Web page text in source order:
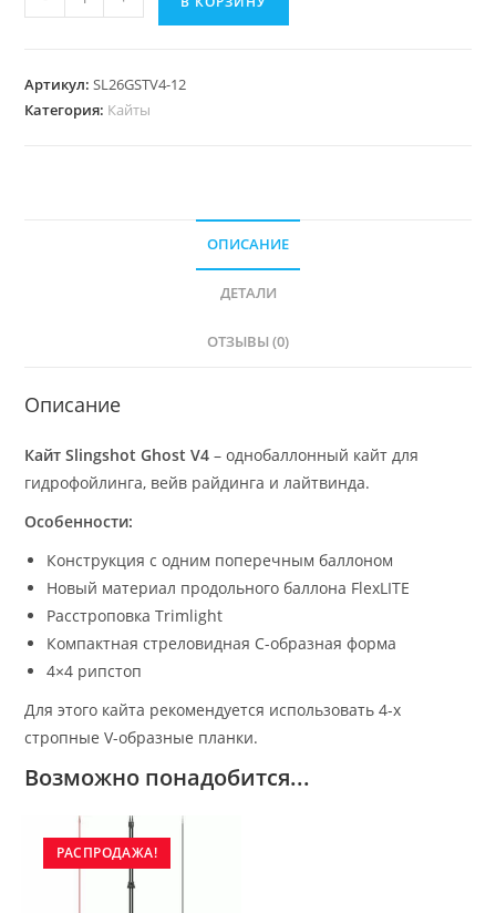
товара
Ghost
Артикул:SL26GSTV4-12
Категория: Кайты
ОПИСАНИЕ
ДЕТАЛИ
ОТЗЫВЫ (0)
Описание
Кайт Slingshot Ghost V4 – однобаллонный кайт для
гидрофойлинга, вейв райдинга и лайтвинда.
Особенности:
Конструкция с одним поперечным баллоном
Новый материал продольного баллона FlexLITE
Расстроповка Trimlight
Компактная стреловидная С-образная форма
4×4 рипстоп
Для этого кайта рекомендуется использовать 4-х
стропные V-образные планки.
Возможно понадобится...
РАСПРОДАЖА!